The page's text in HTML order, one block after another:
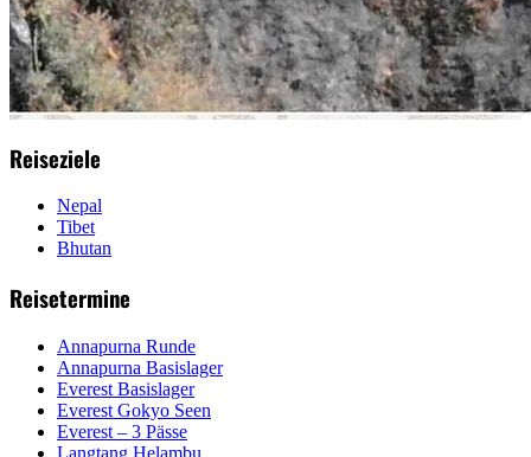
Reiseziele
Nepal
Tibet
Bhutan
Reisetermine
Annapurna Runde
Annapurna Basislager
Everest Basislager
Everest Gokyo Seen
Everest – 3 Pässe
Langtang Helambu